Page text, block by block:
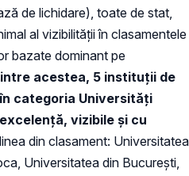
de lichidare), toate de stat,
al vizibilităţii în clasamentele
bazate dominant pe
acestea, 5 instituții de
categoria Universităţi
vizibile şi cu
din clasament: Universitatea
Universitatea din București,